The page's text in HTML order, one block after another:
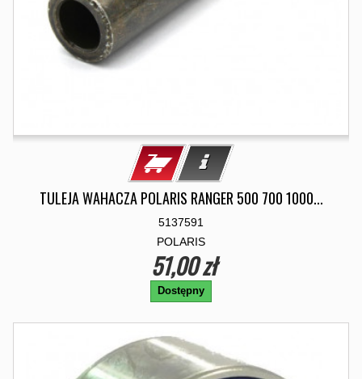
TULEJA WAHACZA POLARIS RANGER 500 700 1000...
5137591
POLARIS
51,00 zł
Dostępny